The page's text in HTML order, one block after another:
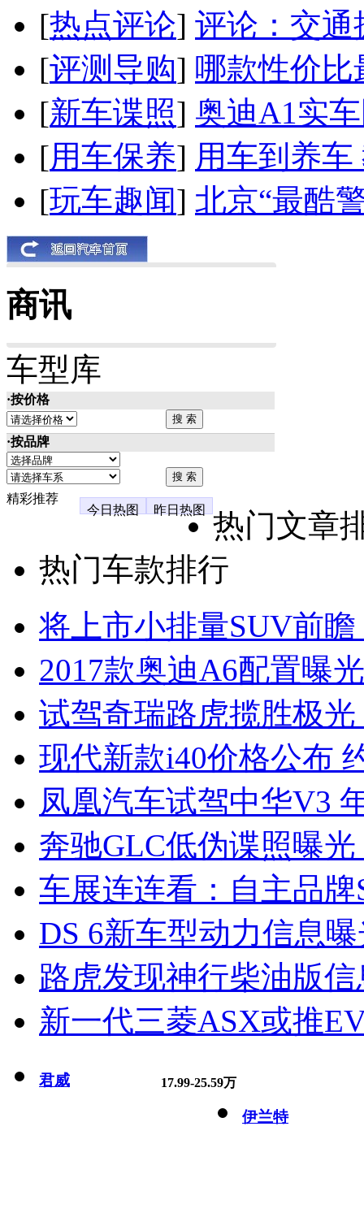
[热点评论] 评论：交通
[评测导购] 哪款性价比
[新车谍照] 奥迪A1实
[用车保养] 用车到养
[玩车趣闻] 北京“最酷
商讯
车型库
·按价格
·按品牌
精彩推荐
今日热图
昨日热图
热门文章
热门车款排行
将上市小排量SUV前
2017款奥迪A6配置曝
试驾奇瑞路虎揽胜极
现代新款i40价格公布
凤凰汽车试驾中华V3
奔驰GLC低伪谍照曝
车展连连看：自主品牌
DS 6新车型动力信息
路虎发现神行柴油版
新一代三菱ASX或推
君威 17.99-25.59万
伊兰特